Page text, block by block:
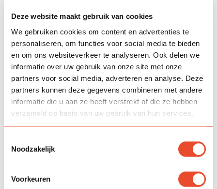
Deze website maakt gebruik van cookies
We gebruiken cookies om content en advertenties te
personaliseren, om functies voor social media te bieden
en om ons websiteverkeer te analyseren. Ook delen we
informatie over uw gebruik van onze site met onze
partners voor social media, adverteren en analyse. Deze
partners kunnen deze gegevens combineren met andere
informatie die u aan ze heeft verstrekt of die ze hebben
verzameld op basis van uw gebruik van hun services.
Noodzakelijk
Voorkeuren